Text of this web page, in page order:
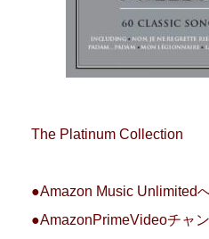
The Platinum Collection
●Amazon Music Unlimited
●AmazonPrimeVideoチャ